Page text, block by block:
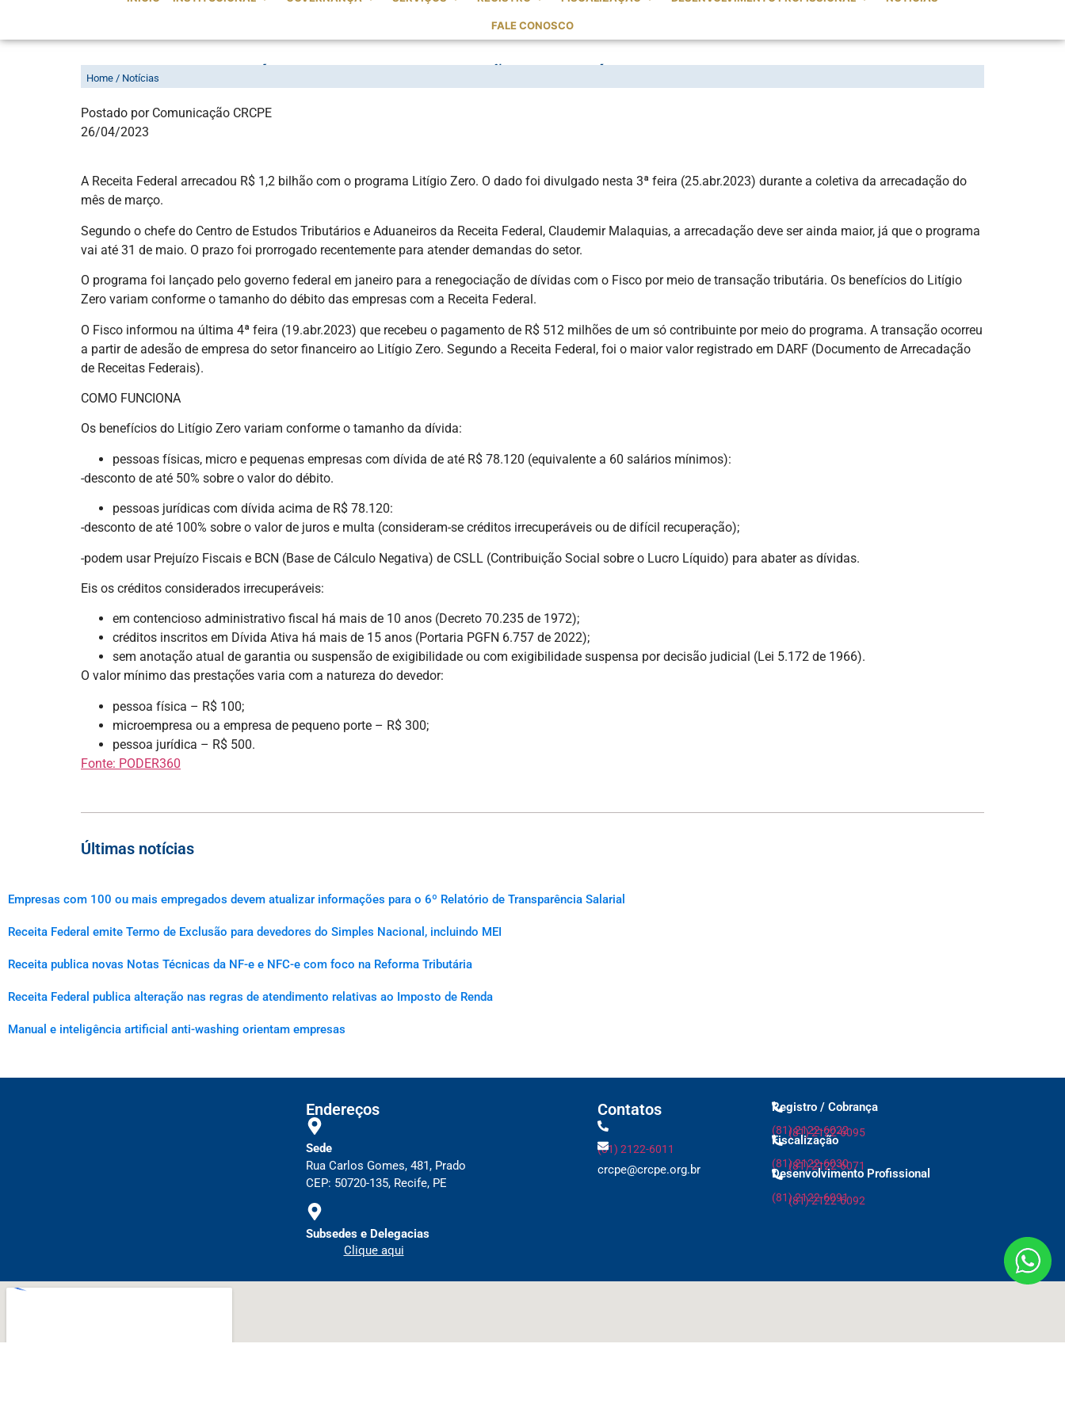
FALE CONOSCO
RECEITA FEDERAL JÁ ARRECADOU R$ 1,2 BILHÃO COM LITÍGIO ZERO
Home / Notícias
Postado por Comunicação CRCPE
26/04/2023
A Receita Federal arrecadou R$ 1,2 bilhão com o programa Litígio Zero. O dado foi divulgado nesta 3ª feira (25.abr.2023) durante a coletiva da arrecadação do
mês de março.
Segundo o chefe do Centro de Estudos Tributários e Aduaneiros da Receita Federal, Claudemir Malaquias, a arrecadação deve ser ainda maior, já que o programa
vai até 31 de maio. O prazo foi prorrogado recentemente para atender demandas do setor.
O programa foi lançado pelo governo federal em janeiro para a renegociação de dívidas com o Fisco por meio de transação tributária. Os benefícios do Litígio
Zero variam conforme o tamanho do débito das empresas com a Receita Federal.
O Fisco informou na última 4ª feira (19.abr.2023) que recebeu o pagamento de R$ 512 milhões de um só contribuinte por meio do programa. A transação ocorreu
a partir de adesão de empresa do setor financeiro ao Litígio Zero. Segundo a Receita Federal, foi o maior valor registrado em DARF (Documento de Arrecadação
de Receitas Federais).
COMO FUNCIONA
Os benefícios do Litígio Zero variam conforme o tamanho da dívida:
pessoas físicas, micro e pequenas empresas com dívida de até R$ 78.120 (equivalente a 60 salários mínimos):
-desconto de até 50% sobre o valor do débito.
pessoas jurídicas com dívida acima de R$ 78.120:
-desconto de até 100% sobre o valor de juros e multa (consideram-se créditos irrecuperáveis ou de difícil recuperação);
-podem usar Prejuízo Fiscais e BCN (Base de Cálculo Negativa) de CSLL (Contribuição Social sobre o Lucro Líquido) para abater as dívidas.
Eis os créditos considerados irrecuperáveis:
em contencioso administrativo fiscal há mais de 10 anos (Decreto 70.235 de 1972);
créditos inscritos em Dívida Ativa há mais de 15 anos (Portaria PGFN 6.757 de 2022);
sem anotação atual de garantia ou suspensão de exigibilidade ou com exigibilidade suspensa por decisão judicial (Lei 5.172 de 1966).
O valor mínimo das prestações varia com a natureza do devedor:
pessoa física – R$ 100;
microempresa ou a empresa de pequeno porte – R$ 300;
pessoa jurídica – R$ 500.
Fonte: PODER360
Últimas notícias
Empresas com 100 ou mais empregados devem atualizar informações para o 6º Relatório de Transparência Salarial
Receita Federal emite Termo de Exclusão para devedores do Simples Nacional, incluindo MEI
Receita publica novas Notas Técnicas da NF-e e NFC-e com foco na Reforma Tributária
Receita Federal publica alteração nas regras de atendimento relativas ao Imposto de Renda
Manual e inteligência artificial anti-washing orientam empresas
Endereços
Sede
Rua Carlos Gomes, 481, Prado
CEP: 50720-135, Recife, PE
Subsedes e Delegacias
Clique aqui
Contatos
(81) 2122-6011
crcpe@crcpe.org.br
Registro / Cobrança
(81) 2122-6022
(81) 2122-6095
Fiscalização
(81) 2122-6030
(81) 2122-6071
Desenvolvimento Profissional
(81) 2122-6091
(81) 2122-6092